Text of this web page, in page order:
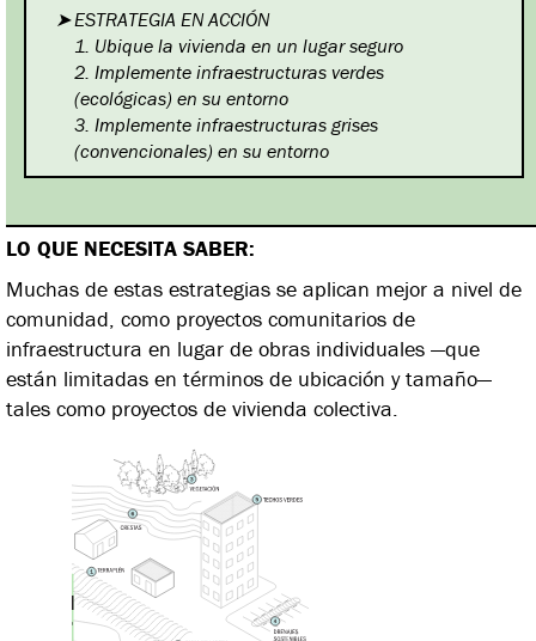
ESTRATEGIA EN ACCIÓN
1. Ubique la vivienda en un lugarseguro
2. Implemente infraestructuras verdes
(ecológicas) en su entorno
3. Implemente infraestructuras grises
(convencionales) en su entorno
LO QUE NECESITA SABER:
Muchas de estas estrategias se aplican mejor a nivel de
comunidad, como proyectos comunitarios de
infraestructura en lugar de obras individuales —que
están limitadas en términos de ubicación y tamaño—
tales como proyectos de vivienda colectiva.